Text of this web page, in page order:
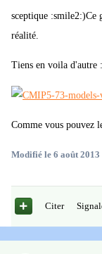
sceptique :smile2:)Ce
réalité.
Tiens en voila d'autre :
Comme vous pouvez
Modifié le 6 août 2013
Citer